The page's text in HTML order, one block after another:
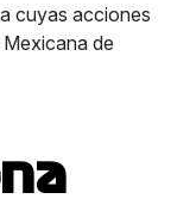
cuyas acciones
de